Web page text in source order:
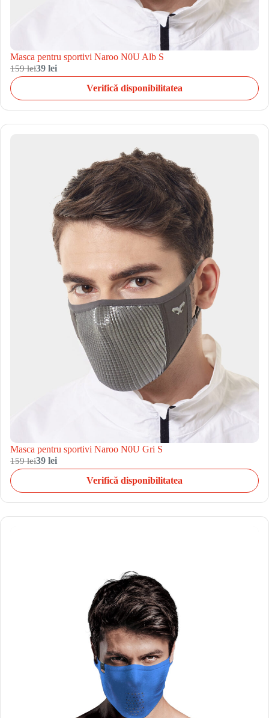
Masca pentru sportivi Naroo N0U Alb S
159 lei39 lei
Verifică disponibilitatea
Masca pentru sportivi Naroo N0U Gri S
159 lei39 lei
Verifică disponibilitatea